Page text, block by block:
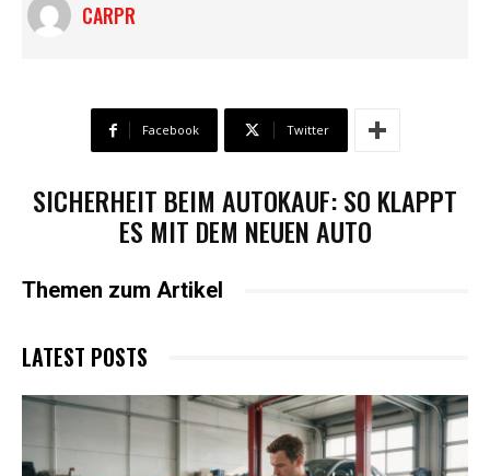
CARPR
Facebook Twitter
SICHERHEIT BEIM AUTOKAUF: SO KLAPPT
ES MIT DEM NEUEN AUTO
Themen zum Artikel
LATEST POSTS